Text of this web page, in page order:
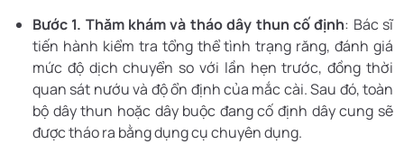
Bước 1. Thăm khám và tháo dây thun cố định: Bác sĩ
tiến hành kiểm tra tổng thể tình trạng răng, đánh giá
mức độ dịch chuyển so với lần hẹn trước, đồng thời
quan sát nướu và độ ổn định của mắc cài. Sau đó, toàn
bộ dây thun hoặc dây buộc đang cố định dây cung sẽ
được tháo ra bằng dụng cụ chuyên dụng.